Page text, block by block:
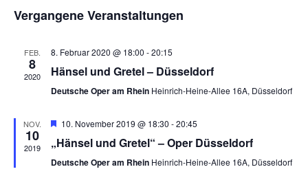
wählen.
Vergangene Veranstaltungen
FEB.
8
2020
8. Februar 2020 @ 18:00 -20:15
Hänsel und Gretel – Düsseldorf
Deutsche Oper am Rhein Heinrich-Heine-Allee 16A, Düsseldorf
NOV.
10
2019
Hervorgehoben
10. November 2019 @ 18:30 -20:45
„Hänsel und Gretel“ – Oper Düsseldorf
Deutsche Oper am Rhein Heinrich-Heine-Allee 16A, Düsseldorf